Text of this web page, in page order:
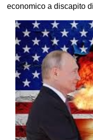
economico a discapito